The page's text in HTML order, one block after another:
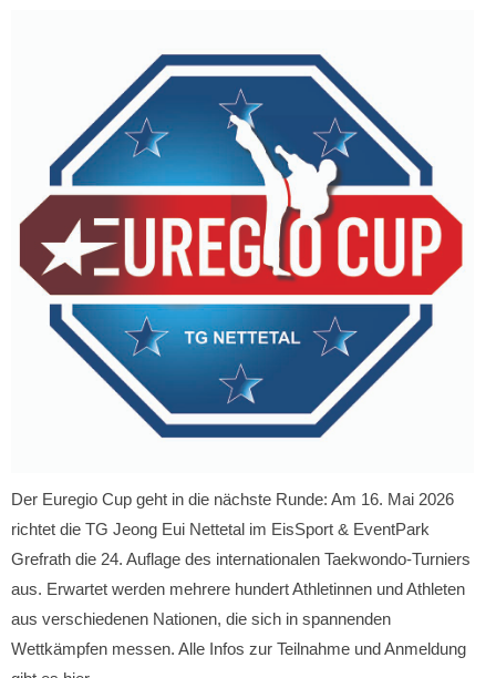
Der Euregio Cup geht in die nächste Runde: Am 16. Mai 2026
richtet die TG Jeong Eui Nettetal im EisSport & EventPark
Grefrath die 24. Auflage des internationalen Taekwondo-Turniers
aus. Erwartet werden mehrere hundert Athletinnen und Athleten
aus verschiedenen Nationen, die sich in spannenden
Wettkämpfen messen. Alle Infos zur Teilnahme und Anmeldung